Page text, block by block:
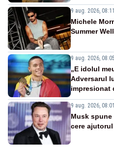
9 aug. 2026, 08:11
Michele
Summer
9 aug. 2026, 08:05
„E idolul
Adversarul
impresionat
9 aug. 2026, 08:01
Musk spune
cere